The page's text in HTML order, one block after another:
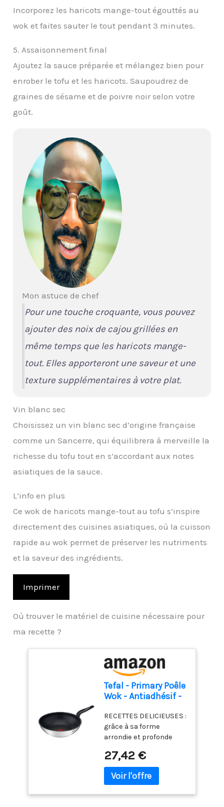
Incorporez les haricots mange-tout égouttés au
wok et faites sauter le tout pendant 3 minutes.
5. Assaisonnement final
Ajoutez la sauce préparée et mélangez bien pour
enrober le tofu et les haricots. Saupoudrez de
graines de sésame et de poivre noir selon votre
goût.
Mon astuce de chef
Pour une touche croquante, vous pouvez
ajouter des noix de cajou grillées en
même temps que les haricots mange-
tout. Elles apporteront une saveur et une
texture supplémentaires à votre plat.
Vin blanc sec
Choisissez un vin blanc sec d’origine française
comme un Sancerre, qui équilibrera à merveille la
richesse du tofu tout en s’accordant aux notes
asiatiques de la sauce.
L’info en plus
Ce wok de haricots mange-tout au tofu s’inspire
directement des cuisines asiatiques, où la cuisson
rapide au wok permet de préserver les nutriments
et la saveur des ingrédients.
Imprimer
Où trouver le matériel de cuisine nécessaire pour
ma recette ?
Tefal - Primary Poêle
Wok - Antiadhésif -
RECETTES DELICIEUSES :
grâce à sa forme
arrondie et profonde
idéale pour faire sauter
des légumes, de la
viande ou du poisson
27,42 €